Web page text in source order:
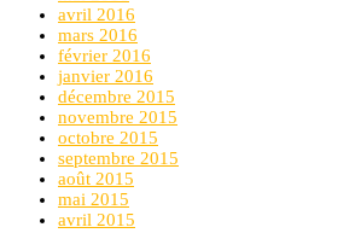
avril 2016
mars 2016
février 2016
janvier 2016
décembre 2015
novembre 2015
octobre 2015
septembre 2015
août 2015
mai 2015
avril 2015